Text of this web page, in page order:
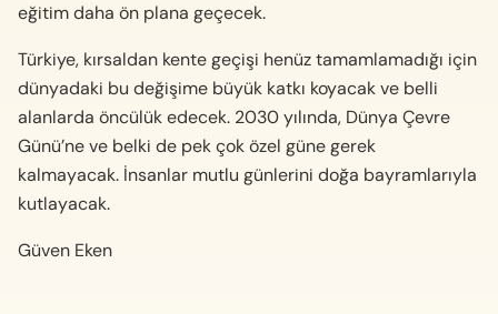
eğitim daha ön plana geçecek.
Türkiye, kırsaldan kente geçişi henüz tamamlamadığı için
dünyadaki bu değişime büyük katkı koyacak ve belli
alanlarda öncülük edecek. 2030 yılında, Dünya Çevre
Günü’ne ve belki de pek çok özel güne gerek
kalmayacak. İnsanlar mutlu günlerini doğa bayramlarıyla
kutlayacak.
Güven Eken